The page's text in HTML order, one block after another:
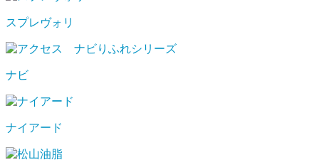
スプレヴォリ
ナビ
ナイアード